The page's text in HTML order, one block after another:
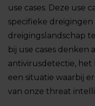
use cases. Deze use
specifieke
dreigingslandschap
bij use cases denken
antivirusdetectie, het
een situatie waarbij
van onze threat